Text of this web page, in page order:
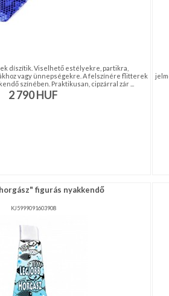
díszítik. Viselhető estélyekre, partikra,
vagy ünnepségekre. A felszínére flitterek
színében. Praktikusan, cipzárral zár ...
2 790HUF
figurás nyakkendő
KJ5999091603908